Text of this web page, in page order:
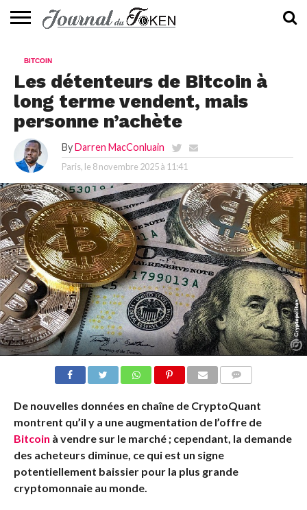
📰
EVALUATION
GUIDE
TENDANCES
À
CONTACTEZ-
BITCOIN
Les détenteurs de Bitcoin à
long terme vendent, mais
personne n’achète
By Darren MacConluain
Paris, le 8 novembre 2025 à 11:41
De nouvelles données en chaîne de CryptoQuant
montrent qu’il y a une augmentation de l’offre de
Bitcoin à vendre sur le marché ; cependant, la demande
des acheteurs diminue, ce qui est un signe
potentiellement baissier pour la plus grande
cryptomonnaie au monde.